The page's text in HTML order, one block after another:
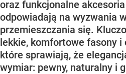
oraz funkcjonalne
odpowiadają na wyzwania
przemieszczania się.
lekkie, komfortowe fasony i
które sprawiają, że
wymiar: pewny, naturalny i